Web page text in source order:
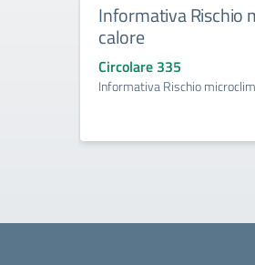
Informativa Rischio
calore
Circolare 335
Informativa Rischio